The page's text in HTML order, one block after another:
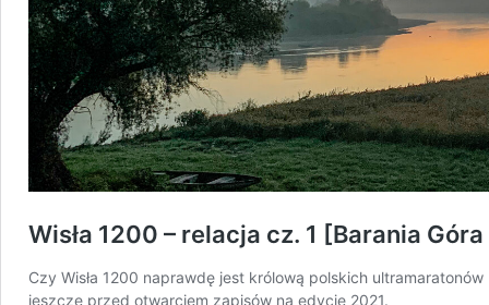
Wisła 1200 – relacja cz. 1 [Barania
Czy Wisła 1200 naprawdę jest królową polskich
jeszcze przed otwarciem zapisów na edycję 2021.